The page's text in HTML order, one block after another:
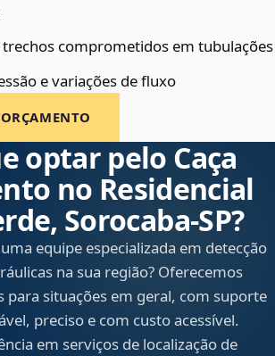
comprometidos em tubulações
e variações de fluxo
optar pelo Caça
no Residencial
Sorocaba‑SP?
equipe especializada em detecção
na sua região? Oferecemos
para situações em geral, com suporte
preciso e com custo acessível.
em serviços de localização de